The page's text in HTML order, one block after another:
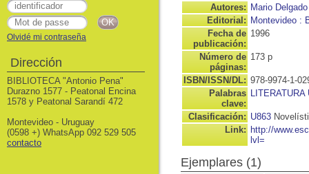
Autores: Mario
Editorial: Montevideo :
Fecha de
publicación:
1996
Número de
páginas:
173 p
ISBN/ISSN/DL: 978-9974-1-
Palabras
clave:
LITERATURA
Clasificación: U863
Link: http://
lvl=
Ejemplares (1)
Olvidé mi contraseña
Dirección
BIBLIOTECA "Antonio Pena"
Durazno 1577 - Peatonal Encina
1578 y Peatonal Sarandí 472
Montevideo - Uruguay
(0598 +) WhatsApp 092 529 505
contacto